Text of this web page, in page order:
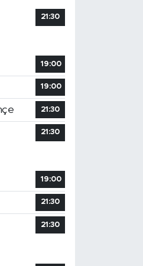
21:30
19:00
19:00
21:30
21:30
19:00
21:30
21:30